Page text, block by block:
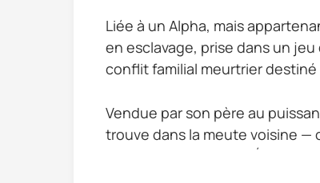
Liée à un Alpha, mais
en esclavage, prise dans un
conflit familial meurtrier destiné
Vendue par son père au
trouve dans la meute voisine —
Bane lors d’un coup d’État